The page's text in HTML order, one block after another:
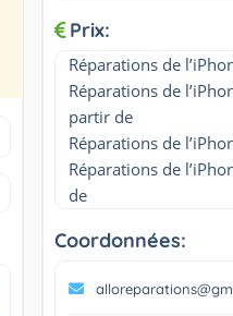
Prix:
Réparations de
Réparations de
partir de
Réparations de
Réparations de
de
Coordonnées: